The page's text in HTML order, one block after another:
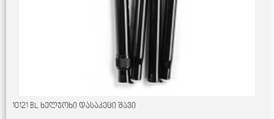
10121 BL ხელჯოხი დასაკეცი შავი